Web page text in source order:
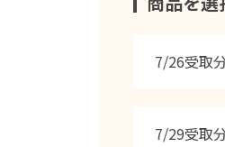
7/26受取
7/29受取